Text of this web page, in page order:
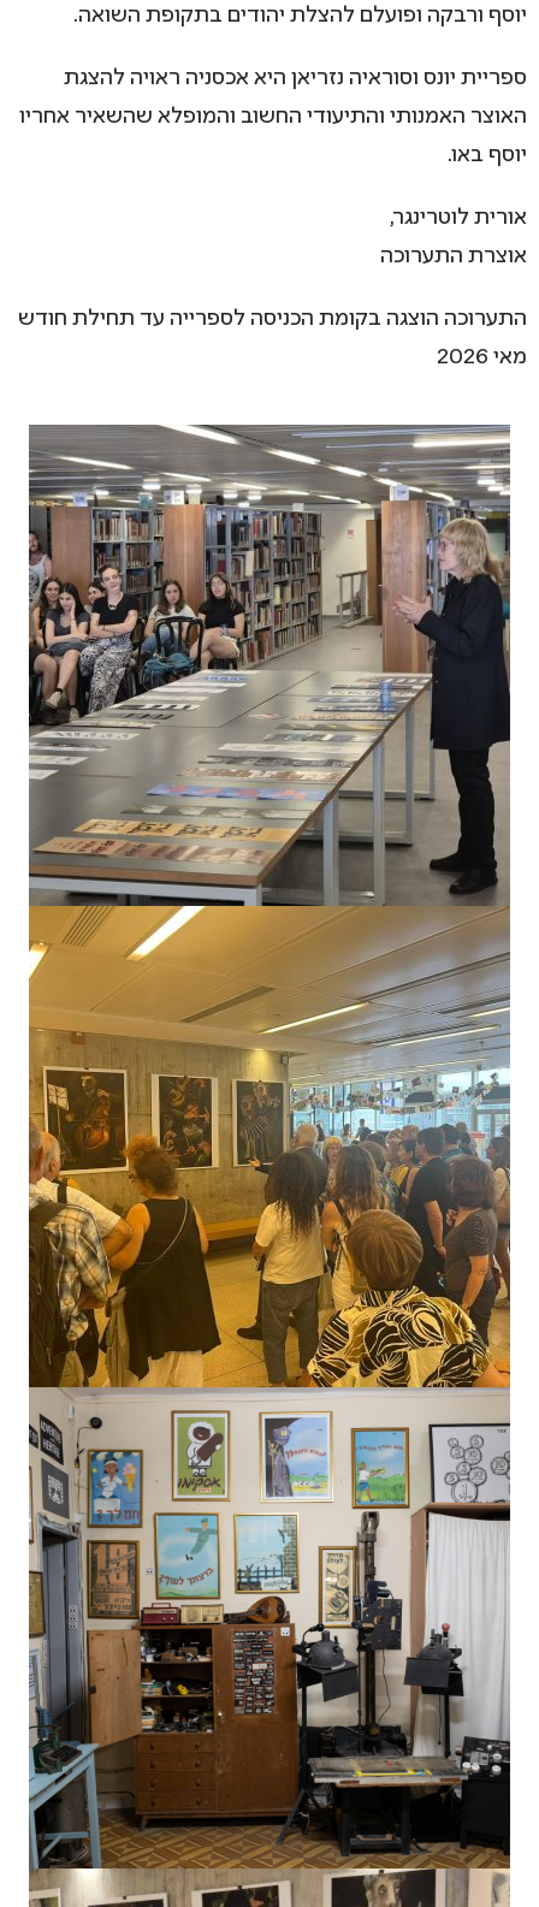
יוסף ורבקה ופועלם להצלת יהודים בתקופת השואה.
ספריית יונס וסוראיה נזריאן היא אכסניה ראויה להצגת
האוצר האמנותי והתיעודי החשוב והמופלא שהשאיר אחריו
יוסף באו.
אורית לוטרינגר,
אוצרת התערוכה
התערוכה הוצגה בקומת הכניסה לספרייה עד תחילת חודש
מאי 2026